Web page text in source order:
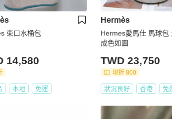
束口水桶包
14,580
本地 免運
Hermès
Hermes愛馬仕 馬球包 米白配色，
成色如圖
TWD 23,750
現折 800
狀況良好 香港 免